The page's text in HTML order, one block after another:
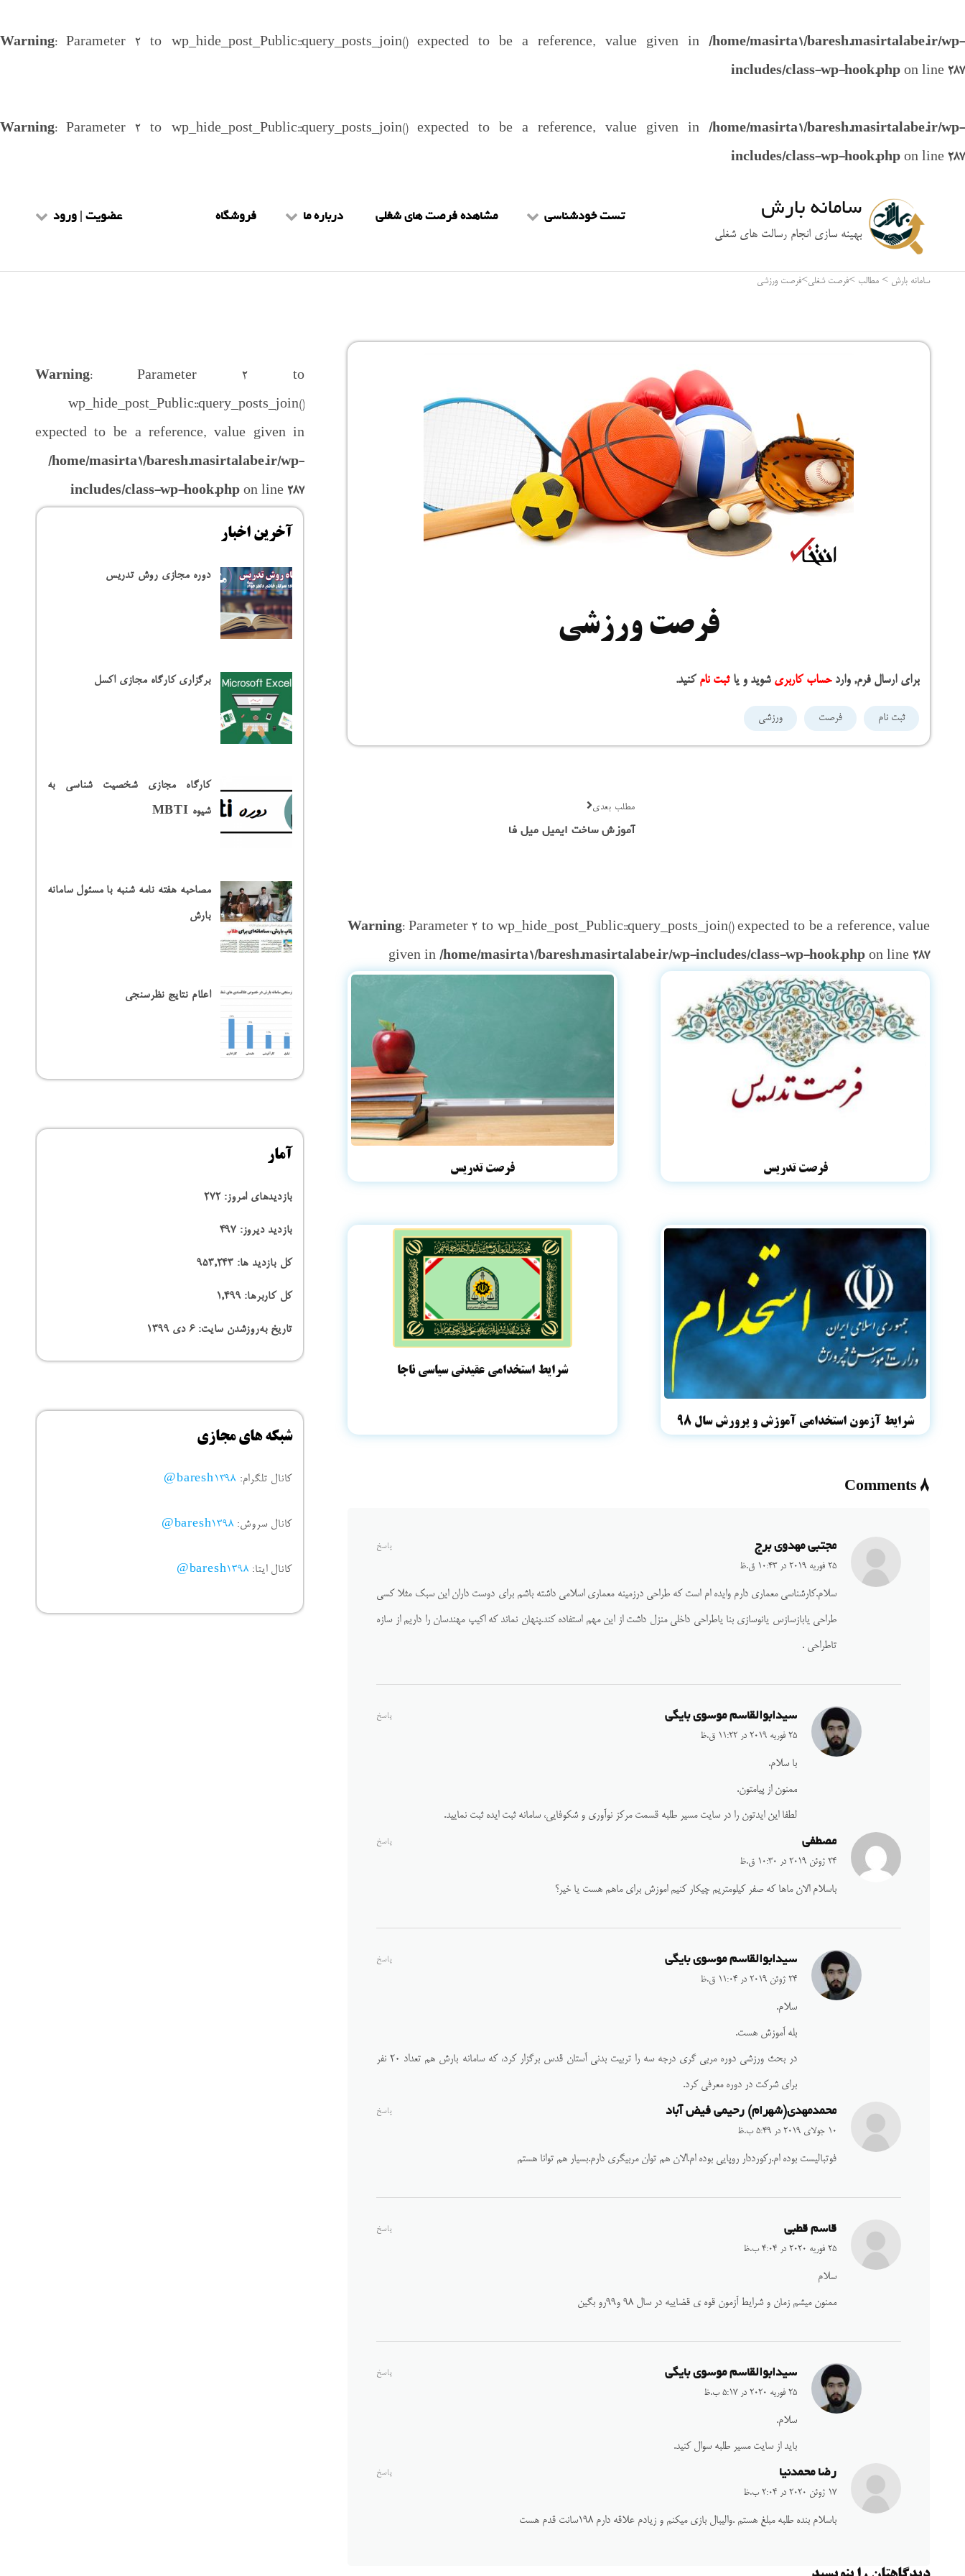
Warning: Parameter 2 to wp_hide_post_Public::query_posts_join() expected to be a reference, value given in /home/masirta1/baresh.masirtalabe.ir/wp-
includes/class-wp-hook.php on line 287
Warning: Parameter 2 to wp_hide_post_Public::query_posts_join() expected to be a reference, value given in /home/masirta1/baresh.masirtalabe.ir/wp-
includes/class-wp-hook.php on line 287
سامانه بارش
بهینه سازی انجام رسالت های شغلی
تست خودشناسی
تست mbti
مشاهده فرصت های شغلی درباره ما
شرایط و ضوابط
فروشگاه عضویت | ورود
عضویت طلاب
سامانه بارش > مطالب >فرصت شغلی>فرصت ورزشی
فرصت ورزشی
برای ارسال فرم, واردحساب کاربری شوید و یاثبت نام کنید.
ثبت نام فرصت ورزشی
مطلب بعدی
آموزش ساخت ایمیل میل فا
Warning: Parameter 2 to wp_hide_post_Public::query_posts_join() expected to be a reference, value
given in/home/masirta1/baresh.masirtalabe.ir/wp-includes/class-wp-hook.php on line287
فرصت تدریس فرصت تدریس
شرایط آزمون استخدامی آموزش و پرورش سال ۹۸
شرایط استخدامی عقیدتی سیاسی ناجا
8 Comments
مجتبی مهدوی برج
25 فوریه 2019 در 10:43 ق.ظ
پاسخ
سلام.کارشناسی معماری دارم وایده ام است که طراحی درزمینه معماری اسلامی داشته باشم برای دوست داران این سبک مثلا کسی
طراحی یابازسازس یانوسازی بنا یاطراحی داخلی منزل داشت از این مهم استفاده کند.پنهان نماند که اکیپ مهندسان را داریم از سازه
تاطراحی .
سیدابوالقاسم موسوی بایگی
25 فوریه 2019 در 11:22 ق.ظ
پاسخ
با سلام.
ممنون از پیامتون.
لطفا این ایدتون را در سایت مسیر طلبه قسمت مرکز نوآوری و شکوفایی، سامانه ثبت ایده ثبت نمایید.
مصطفی
24 ژوئن 2019 در 10:30 ق.ظ
پاسخ
باسلام الان ماها که صفر کیلومتریم چیکار کنیم اموزش برای ماهم هست یا خیر؟
سیدابوالقاسم موسوی بایگی
24 ژوئن 2019 در 11:04 ق.ظ
پاسخ
سلام.
بله آموزش هست.
در بحث ورزشی دوره مربی گری درجه سه را تربیت بدنی آستان قدس برگزار کرد، که سامانه بارش هم تعداد ۲۰ نفر
برای شرکت در دوره معرفی کرد.
محمدمهدی(شهرام) رحیمی فیض آباد
10 جولای 2019 در 5:49 ب.ظ
پاسخ
فوتبالیست بوده ام.رکورددار روپایی بوده ام.الان هم توان مربیگری دارم.بسیار هم توانا هستم
قاسم قطبی
25 فوریه 2020 در 4:04 ب.ظ
پاسخ
سلام
ممنون میشم زمان و شرایط آزمون قوه ی قضاییه در سال ۹۸ و۹۹رو بگین
سیدابوالقاسم موسوی بایگی
25 فوریه 2020 در 5:17 ب.ظ
پاسخ
سلام.
باید از سایت مسیر طلبه سوال کنید.
رضا محمدنیا
17 ژوئن 2020 در 2:04 ب.ظ
پاسخ
باسلام بنده طلبه مبلغ هستم .والیبال بازی میکنم و زیادم علاقه دارم ۱۹۸سانت قدم هست
Warning: Parameter 2 to
wp_hide_post_Public::query_posts_join()
expected to be a reference, value given in
/home/masirta1/baresh.masirtalabe.ir/wp-
includes/class-wp-hook.php on line287
آخرین اخبار
دوره مجازی روش تدریس
برگزاری کارگاه مجازی اکسل
کارگاه مجازی شخصیت شناسی به
شیوه MBTI
مصاحبه هفته نامه شنبه با مسئول سامانه
بارش
اعلام نتایج نظرسنجی
آمار
بازدیدهای امروز:272
بازدید دیروز: 497
کل بازدید ها: 953,243
کل کاربرها:1,499
تاریخ به‌روزشدن سایت:۶ دی ۱۳۹۹
شبکه های مجازی
کانال تلگرام: baresh1398@
کانال سروش: baresh1398@
کانال ایتا: baresh1398@